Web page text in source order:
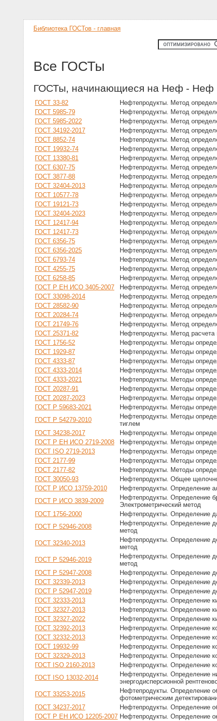
Библиотека ГОСТов - главная
Все ГОСТы
ГОСТы, начинающиеся на Неф - Неф
ГОСТ 33-82
Нефтепродукты. Метод
ГОСТ 5985-79
Нефтепродукты. Метод
ГОСТ 5985-2022
Нефтепродукты. Метод
ГОСТ 34192-2017
Нефтепродукты. Метод
ГОСТ 8852-74
Нефтепродукты. Метод
ГОСТ 19932-74
Нефтепродукты. Метод
ГОСТ 13380-81
Нефтепродукты. Метод
ГОСТ 6307-75
Нефтепродукты. Метод
ГОСТ 3877-88
Нефтепродукты. Метод
ГОСТ 32404-2013
Нефтепродукты. Метод
ГОСТ 10577-78
Нефтепродукты. Метод
ГОСТ 19121-73
Нефтепродукты. Метод
ГОСТ 32404-2023
Нефтепродукты. Метод
ГОСТ 12417-94
Нефтепродукты. Метод
ГОСТ 12417-73
Нефтепродукты. Метод
ГОСТ 6356-75
Нефтепродукты. Метод
ГОСТ 6356-2025
Нефтепродукты. Метод
ГОСТ 6793-74
Нефтепродукты. Метод
ГОСТ 4255-75
Нефтепродукты. Метод
ГОСТ 6258-85
Нефтепродукты. Метод
ГОСТ Р ЕН ИСО 3405-2007
Нефтепродукты. Метод
ГОСТ 33098-2014
Нефтепродукты. Метод
ГОСТ 28582-90
Нефтепродукты. Метод
ГОСТ 20284-74
Нефтепродукты. Метод
ГОСТ 21749-76
Нефтепродукты. Метод
ГОСТ 25371-82
Нефтепродукты. Метод расчета
ГОСТ 1756-52
Нефтепродукты. Методы
ГОСТ 1929-87
Нефтепродукты. Методы
ГОСТ 4333-87
Нефтепродукты. Методы
ГОСТ 4333-2014
Нефтепродукты. Методы
ГОСТ 4333-2021
Нефтепродукты. Методы
ГОСТ 20287-91
Нефтепродукты. Методы
ГОСТ 20287-2023
Нефтепродукты. Методы
ГОСТ Р 59683-2021
Нефтепродукты. Методы
ГОСТ Р 54279-2010
Нефтепродукты. Методы
тиглем
ГОСТ 34238-2017
Нефтепродукты. Методы
ГОСТ Р ЕН ИСО 2719-2008
Нефтепродукты. Методы
ГОСТ ISO 2719-2013
Нефтепродукты. Методы
ГОСТ 2177-99
Нефтепродукты. Методы
ГОСТ 2177-82
Нефтепродукты. Методы
ГОСТ 30050-93
Нефтепродукты. Общее
ГОСТ Р ИСО 13759-2010
Нефтепродукты. Определение
ГОСТ Р ИСО 3839-2009
Нефтепродукты. Определение
Электрометрический метод
ГОСТ 1756-2000
Нефтепродукты. Определение
ГОСТ Р 52946-2008
Нефтепродукты. Определение
метод
ГОСТ 32340-2013
Нефтепродукты. Определение
метод
ГОСТ Р 52946-2019
Нефтепродукты. Определение
метод
ГОСТ Р 52947-2008
Нефтепродукты. Определение
ГОСТ 32339-2013
Нефтепродукты. Определение
ГОСТ Р 52947-2019
Нефтепродукты. Определение
ГОСТ 32333-2013
Нефтепродукты. Определение
ГОСТ 32327-2013
Нефтепродукты. Определение
ГОСТ 32327-2022
Нефтепродукты. Определение
ГОСТ 32392-2013
Нефтепродукты. Определение
ГОСТ 32332-2013
Нефтепродукты. Определение
ГОСТ 19932-99
Нефтепродукты. Определение
ГОСТ 32329-2013
Нефтепродукты. Определение
ГОСТ ISO 2160-2013
Нефтепродукты. Определение
ГОСТ ISO 13032-2014
Нефтепродукты. Определение
энергодисперсионной
ГОСТ 33253-2015
Нефтепродукты. Определение
фотометрическим
ГОСТ 34237-2017
Нефтепродукты. Определение
ГОСТ Р ЕН ИСО 12205-2007 Нефтепродукты. Определение